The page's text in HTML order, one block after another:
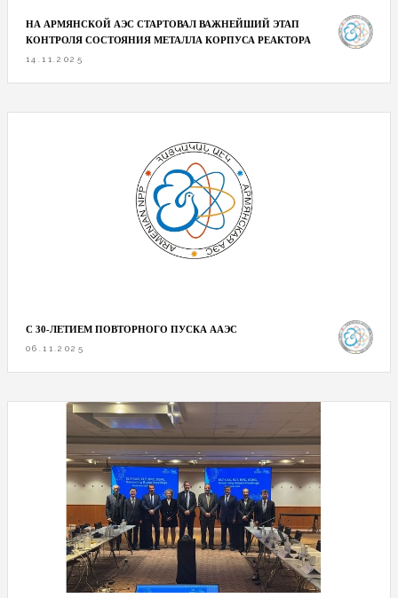
НА АРМЯНСКОЙ АЭС СТАРТОВАЛ ВАЖНЕЙШИЙ ЭТАП
КОНТРОЛЯ СОСТОЯНИЯ МЕТАЛЛА КОРПУСА РЕАКТОРА
14.11.2025
С 30-ЛЕТИЕМ ПОВТОРНОГО ПУСКА ААЭС
06.11.2025